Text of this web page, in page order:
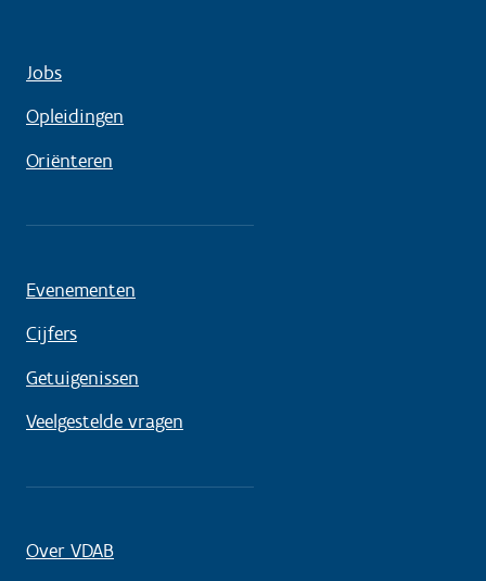
Jobs
Opleidingen
Oriënteren
Evenementen
Cijfers
Getuigenissen
Veelgestelde vragen
Over VDAB